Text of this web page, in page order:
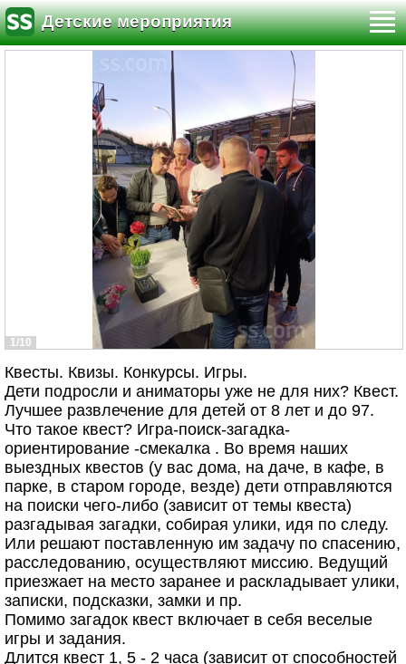
Детские мероприятия
1/10
Квесты. Квизы. Конкурсы. Игры.
Дети подросли и аниматоры уже не для них? Квест.
Лучшее развлечение для детей от 8 лет и до 97.
Что такое квест? Игра-поиск-загадка-
ориентирование -смекалка . Во время наших
выездных квестов (у вас дома, на даче, в кафе, в
парке, в старом городе, везде) дети отправляются
на поиски чего-либо (зависит от темы квеста)
разгадывая загадки, собирая улики, идя по следу.
Или решают поставленную им задачу по спасению,
расследованию, осуществляют миссию. Ведущий
приезжает на место заранее и раскладывает улики,
записки, подсказки, замки и пр.
Помимо загадок квест включает в себя веселые
игры и задания.
Длится квест 1, 5 - 2 часа (зависит от способностей